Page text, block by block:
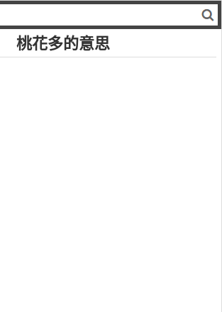
桃花多的意思